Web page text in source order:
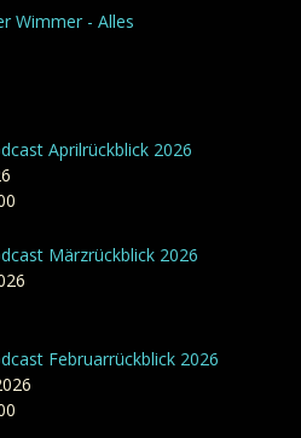
Wimmer - Alles
Aprilrückblick 2026
Märzrückblick 2026
Februarrückblick 2026